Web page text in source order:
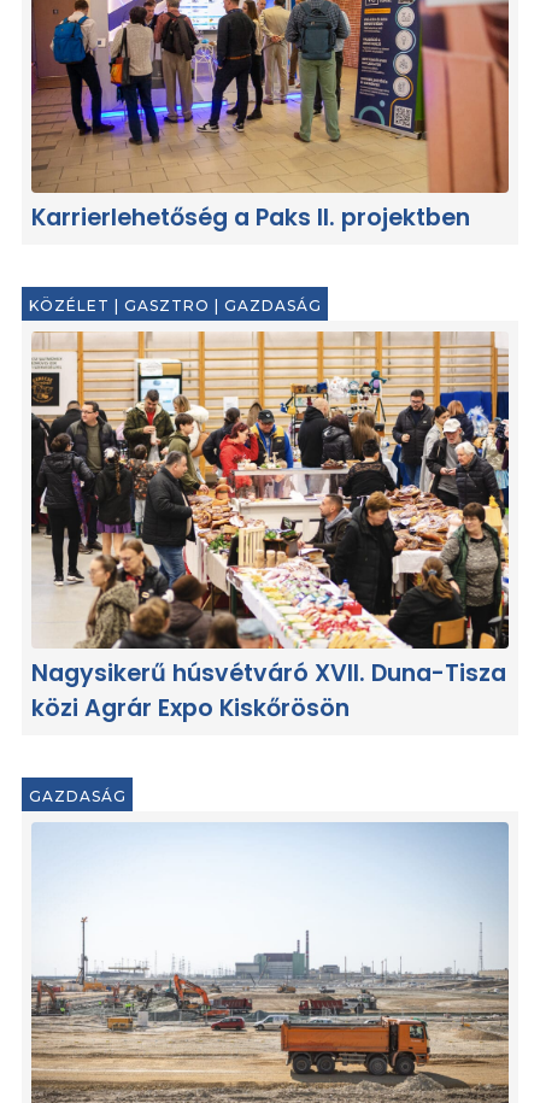
Karrierlehetőség a Paks II. projektben
KÖZÉLET | GASZTRO | GAZDASÁG
Nagysikerű húsvétváró XVII. Duna-Tisza
közi Agrár Expo Kiskőrösön
GAZDASÁG